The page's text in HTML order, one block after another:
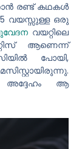
രണ്ട് കഥകൾ
വയസ്സുള്ള ഒരു
വയറ്റിലെ
ആണെന്ന്
പോയി,
അദ്ദേഹം ആ